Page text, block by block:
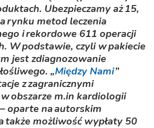
Ubezpieczamy aż 15,
rynku metod leczenia
i rekordowe 611 operacji
W podstawie, czyli w pakiecie
jest zdiagnozowanie
„Między Nami”
z zagranicznymi
obszarze m.in kardiologii
oparte na autorskim
także możliwość wypłaty 50